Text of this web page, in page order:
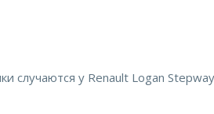
случаются у Renault Logan